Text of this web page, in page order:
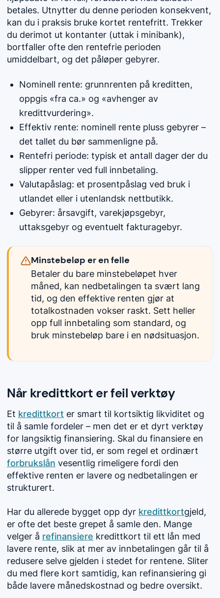
betales. Utnytter du denne perioden konsekvent,
kan du i praksis bruke kortet rentefritt. Trekker
du derimot ut kontanter (uttak i minibank),
bortfaller ofte den rentefrie perioden
umiddelbart, og det påløper gebyrer.
Nominell rente: grunnrenten på kreditten,
oppgis «fra ca.» og «avhenger av
kredittvurdering».
Effektiv rente: nominell rente pluss gebyrer –
det tallet du bør sammenligne på.
Rentefri periode: typisk et antall dager der du
slipper renter ved full innbetaling.
Valutapåslag: et prosentpåslag ved bruk i
utlandet eller i utenlandsk nettbutikk.
Gebyrer: årsavgift, varekjøpsgebyr,
uttaksgebyr og eventuelt fakturagebyr.
Minstebeløp er en felle
Betaler du bare minstebeløpet hver
måned, kan nedbetalingen ta svært lang
tid, og den effektive renten gjør at
totalkostnaden vokser raskt. Sett heller
opp full innbetaling som standard, og
bruk minstebeløp bare i en nødsituasjon.
Når kredittkort er feil verktøy
Et kredittkort er smart til kortsiktig likviditet og
til å samle fordeler – men det er et dyrt verktøy
for langsiktig finansiering. Skal du finansiere en
større utgift over tid, er som regel et ordinært
forbrukslån vesentlig rimeligere fordi den
effektive renten er lavere og nedbetalingen er
strukturert.
Har du allerede bygget opp dyr kredittkortgjeld,
er ofte det beste grepet å samle den. Mange
velger å refinansiere kredittkort til ett lån med
lavere rente, slik at mer av innbetalingen går til å
redusere selve gjelden i stedet for rentene. Sliter
du med flere kort samtidig, kan refinansiering gi
både lavere månedskostnad og bedre oversikt.